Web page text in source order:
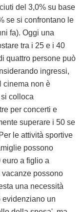
del 3,0% su base
se si confrontano le
fa). Oggi una
tra i 25 e i 40
quattro persone può
ingressi,
cinema non è
colloca
per concerti e
superare i 50 se
le attività sportive
possono
euro a figlio a
possono
una necessità
evidenziano un